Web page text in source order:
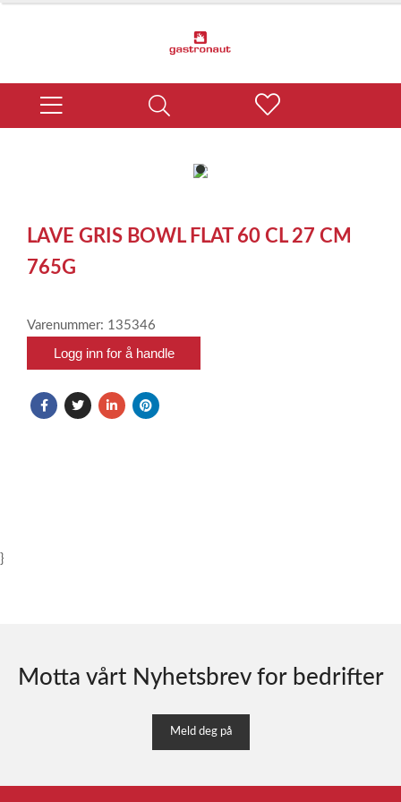
item
of
1
LAVE GRIS BOWL FLAT 60 CL 27 CM
765G
Varenummer: 135346
Logg inn for å handle
}
Motta vårt Nyhetsbrev for bedrifter
Meld deg på